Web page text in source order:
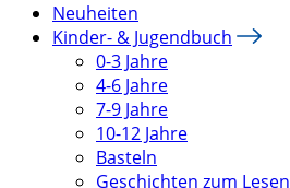
Neuheiten
Kinder- & Jugendbuch
0-3 Jahre
4-6 Jahre
7-9 Jahre
10-12 Jahre
Basteln
Geschichten zum Lesen